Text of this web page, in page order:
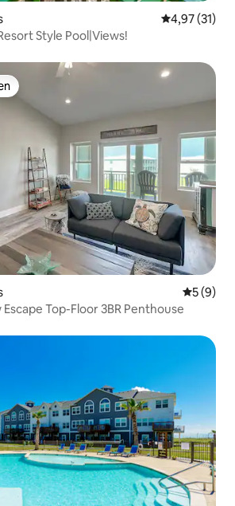
Gemiddelde
4,97 (31)
Style Pool|Views!
5 (9)
Top-Floor 3BR Penthouse